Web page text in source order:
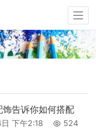
告诉你如何搭配
下午2:18 524